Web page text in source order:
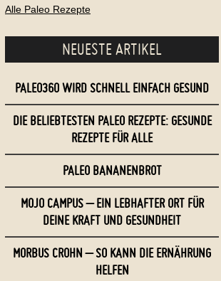
Alle Paleo Rezepte
NEUESTE ARTIKEL
PALEO360 WIRD SCHNELL EINFACH GESUND
DIE BELIEBTESTEN PALEO REZEPTE: GESUNDE
REZEPTE FÜR ALLE
PALEO BANANENBROT
MOJO CAMPUS – EIN LEBHAFTER ORT FÜR
DEINE KRAFT UND GESUNDHEIT
MORBUS CROHN – SO KANN DIE ERNÄHRUNG
HELFEN